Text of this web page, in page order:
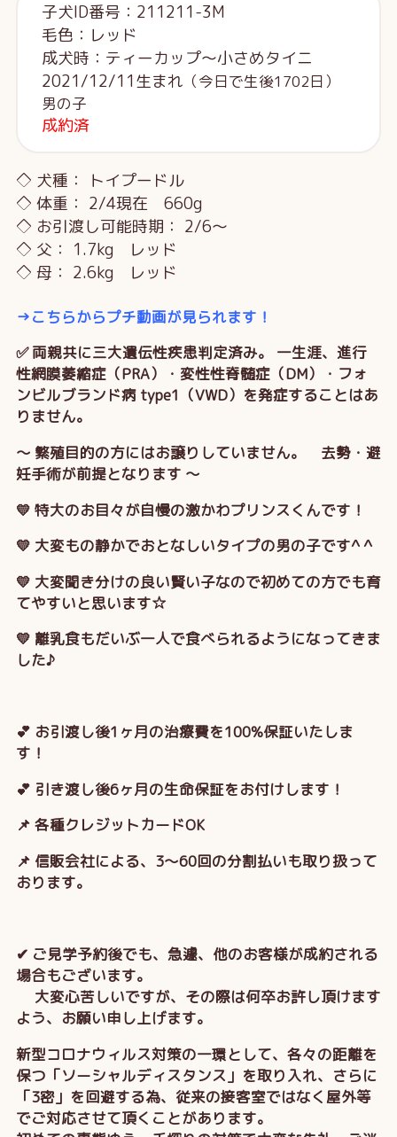
子犬ID番号：211211-3M
毛色：レッド
成犬時：ティーカップ～小さめタイニ
2021/12/11生まれ （今日で生後1702日）
男の子
成約済
◇ 犬種： トイプードル
◇ 体重： 2/4現在 660g
◇ お引渡し可能時期： 2/6～
◇ 父： 1.7kg レッド
◇ 母： 2.6kg レッド
→こちらからプチ動画が見られます！
✅ 両親共に三大遺伝性疾患判定済み。 一生涯、進行
性網膜萎縮症（PRA）・変性性脊髄症（DM）・フォ
ンビルブランド病 type1（VWD）を発症することはあ
りません。
～ 繁殖目的の方にはお譲りしていません。 去勢・避
妊手術が前提となります ～
💛 特大のお目々が自慢の激かわプリンスくんです！
💛 大変もの静かでおとなしいタイプの男の子です^ ^
💛 大変聞き分けの良い賢い子なので初めての方でも育
てやすいと思います☆
💛 離乳食もだいぶ一人で食べられるようになってきま
した♪
💕 お引渡し後1ヶ月の治療費を100%保証いたしま
す！
💕 引き渡し後6ヶ月の生命保証をお付けします！
📌 各種クレジットカードOK
📌 信販会社による、3～60回の分割払いも取り扱って
おります。
✔ ご見学予約後でも、急遽、他のお客様が成約される
場合もございます。
大変心苦しいですが、その際は何卒お許し頂けます
よう、お願い申し上げます。
新型コロナウィルス対策の一環として、各々の距離を
保つ「ソーシャルディスタンス」を取り入れ、さらに
「3密」を回避する為、従来の接客室ではなく屋外等
でご対応させて頂くことがあります。